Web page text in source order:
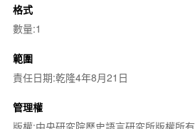
格式
數量:1
範圍
責任日期:乾隆4年8月21日
管理權
版權:中央研究院歷史語言研究所版權所有